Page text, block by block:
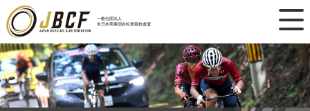
一般社団法人
全日本実業団自転車競技連盟
×
ニュース
レース日程